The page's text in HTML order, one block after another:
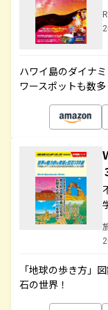
ハワイ島のダイナ
ワースポットも数
「地球の歩き方」
石の世界！